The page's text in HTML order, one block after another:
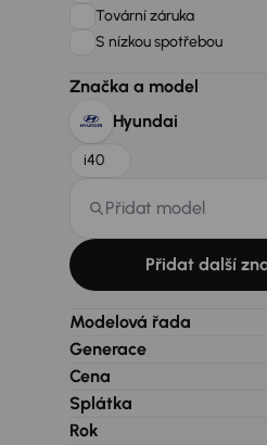
Tovární záruka
S nízkou spotřebou
Značka a model
Hyundai
i40
Přidat model
Přidat další
Modelová řada
Generace
Cena
Splátka
Rok